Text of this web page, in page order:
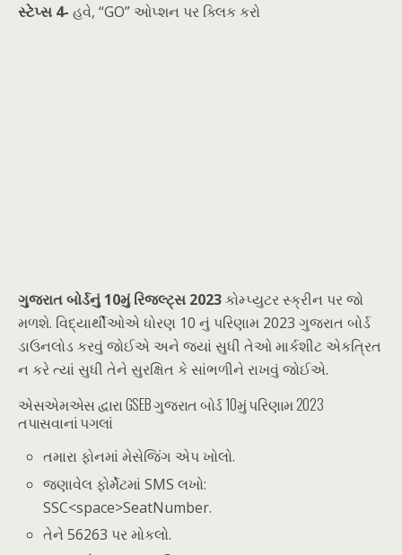
સ્ટેપ્સ 4- હવે, “GO” ઓપ્શન પર ક્લિક કરો
ગુજરાત બોર્ડનું 10મું રિજલ્ટ્સ 2023 કોમ્પ્યુટર સ્ક્રીન પર જો
મળશે. વિદ્યાર્થીઓએ ધોરણ 10 નું પરિણામ 2023 ગુજરાત બોર્ડ
ડાઉનલોડ કરવું જોઈએ અને જ્યાં સુધી તેઓ માર્કશીટ એકત્રિત
ન કરે ત્યાં સુધી તેને સુરક્ષિત કે સાંભળીને રાખવું જોઈએ.
એસએમએસ દ્વારા GSEB ગુજરાત બોર્ડ 10મું પરિણામ 2023
તપાસવાનાં પગલાં
તમારા ફોનમાં મેસેજિંગ એપ ખોલો.
જણાવેલ ફોર્મેટમાં SMS લખો:
SSC<space>SeatNumber.
તેને 56263 પર મોકલો.